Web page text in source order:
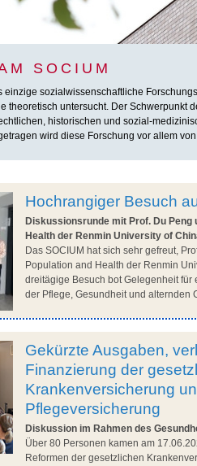
SOCIUM
einzige sozialwissenschaftliche
theoretisch untersucht. Der Schwerpunkt
historischen und sozial-
wird diese Forschung vor allem
Hochrangiger Besuch
Diskussionsrunde mit Prof. Du Peng
Health der Renmin University of
Das SOCIUM hat sich sehr gefreut,
Population and Health der Renmin
dreitägige Besuch bot Gelegenheit
der Pflege, Gesundheit und alternden
Gekürzte Ausgaben,
Finanzierung der
Krankenversicherung
Pflegeversicherung
Diskussion im Rahmen des
Über 80 Personen kamen am
Reformen der gesetzlichen